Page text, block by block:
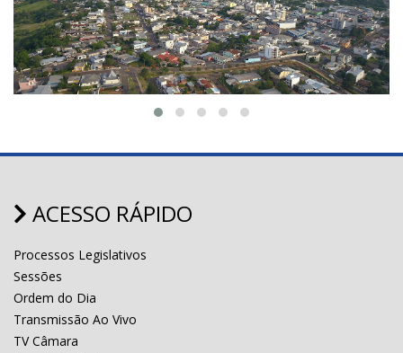
ACESSO RÁPIDO
Processos Legislativos
Sessões
Ordem do Dia
Transmissão Ao Vivo
TV Câmara